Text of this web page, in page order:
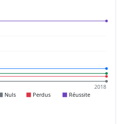
2018
Nuls Perdus Réussite